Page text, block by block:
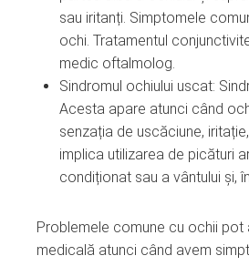
sau iritanți. Simptomele
ochi. Tratamentul
medic oftalmolog.
Sindromul ochiului uscat:
Acesta apare atunci când
senzația de uscăciune,
implica utilizarea de picături
condiționat sau a vântului și,
Problemele comune cu ochii
medicală atunci când avem